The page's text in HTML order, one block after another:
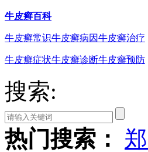
牛皮癣百科
牛皮癣常识牛皮癣病因牛皮癣治疗
牛皮癣症状牛皮癣诊断牛皮癣预防
搜索:
热门搜索：